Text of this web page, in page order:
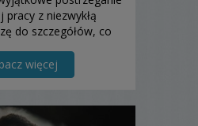
z niezwykłą
do szczegółów, co
więcej